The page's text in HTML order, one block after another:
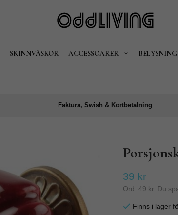
SKINNVÄSKOR ACCESSOARER BELYSNING
Faktura, Swish & Kortbetalning
39 kr
Ord. 49 kr. Du
Finns i lager